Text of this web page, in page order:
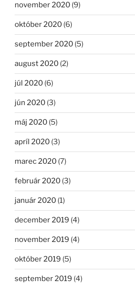
november 2020 (9)
október 2020 (6)
september 2020 (5)
august 2020 (2)
júl 2020 (6)
jún 2020 (3)
máj 2020 (5)
apríl 2020 (3)
marec 2020 (7)
február 2020 (3)
január 2020 (1)
december 2019 (4)
november 2019 (4)
október 2019 (5)
september 2019 (4)